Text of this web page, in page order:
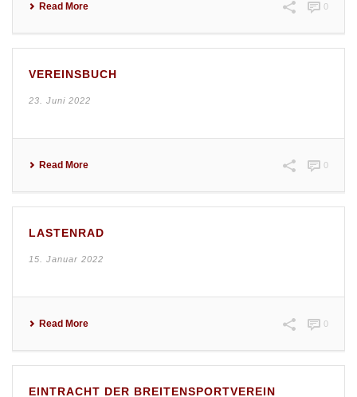
Read More 0
VEREINSBUCH
23. Juni 2022
Read More 0
LASTENRAD
15. Januar 2022
Read More 0
EINTRACHT DER BREITENSPORTVEREIN